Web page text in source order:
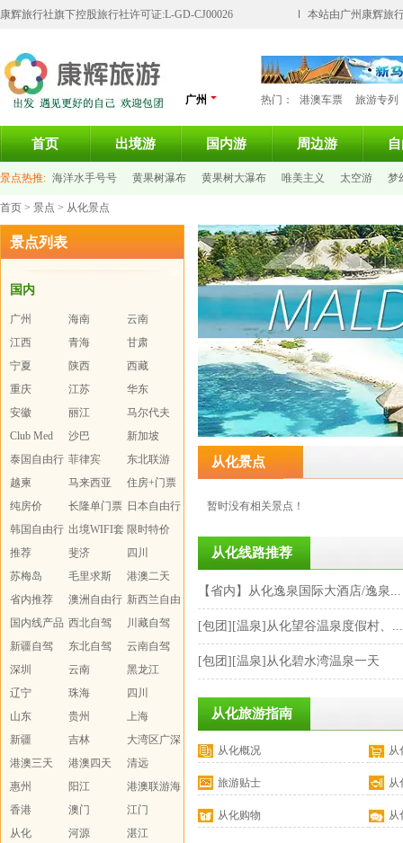
康辉旅行社旗下控股旅行社许可证:L-GD-CJ00026 本站由广州康辉旅
广州 热门： 港澳车票 旅游专列
首页 出境游 国内游 周边游
景点热推: 海洋水手号号 黄果树瀑布 黄果树大瀑布 唯美主义 太空游 梦
大屿山天坛大佛
首页 > 景点 > 从化景点
景点列表
国内
广州 海南
云南
江西
青海
甘肃
宁夏
陕西
西藏
重庆
江苏
华东
安徽
丽江
马尔代夫
Club Med
沙巴
新加坡
泰国自由行 菲律宾
东北联游
越柬
马来西亚
住房+门票
纯房价
长隆单门票 日本自由行
韩国自由行 出境WIFI套
餐
限时特价
WIFI
推荐 斐济
四川
苏梅岛
毛里求斯
港澳二天
省内推荐
澳洲自由行 新西兰自由
行
国内线产品
汇总
西北自驾
川藏自驾
新疆自驾
东北自驾
云南自驾
深圳
云南
黑龙江
辽宁
珠海
四川
山东
贵州
上海
新疆
吉林
大湾区广深
珠
港澳三天 港澳四天
清远
惠州
阳江
港澳联游海
报
香港 澳门
江门
从化
河源
湛江
从化景点
暂时没有相关景点！
从化线路推荐
【省内】从化逸泉国际大酒店/逸泉...
[包团][温泉]从化望谷温泉度假村、...
[包团][温泉]从化碧水湾温泉一天
从化旅游指南
从化概况 从
旅游贴士 从
从化购物 从